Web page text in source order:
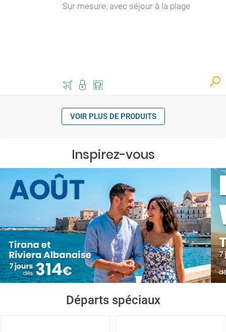
Sur mesure, avec séjour à la plage
VOIR PLUS DE PRODUITS
Inspirez-vous
Départs spéciaux